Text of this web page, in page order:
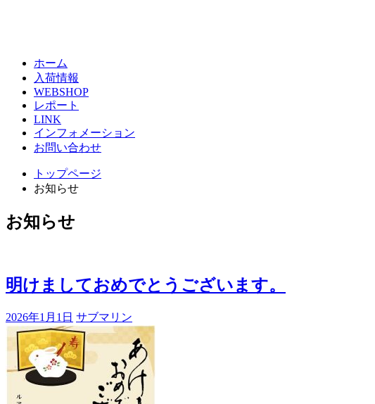
ホーム
入荷情報
WEBSHOP
レポート
LINK
インフォメーション
お問い合わせ
トップページ
お知らせ
お知らせ
明けましておめでとうございます。
2026年1月1日 サブマリン